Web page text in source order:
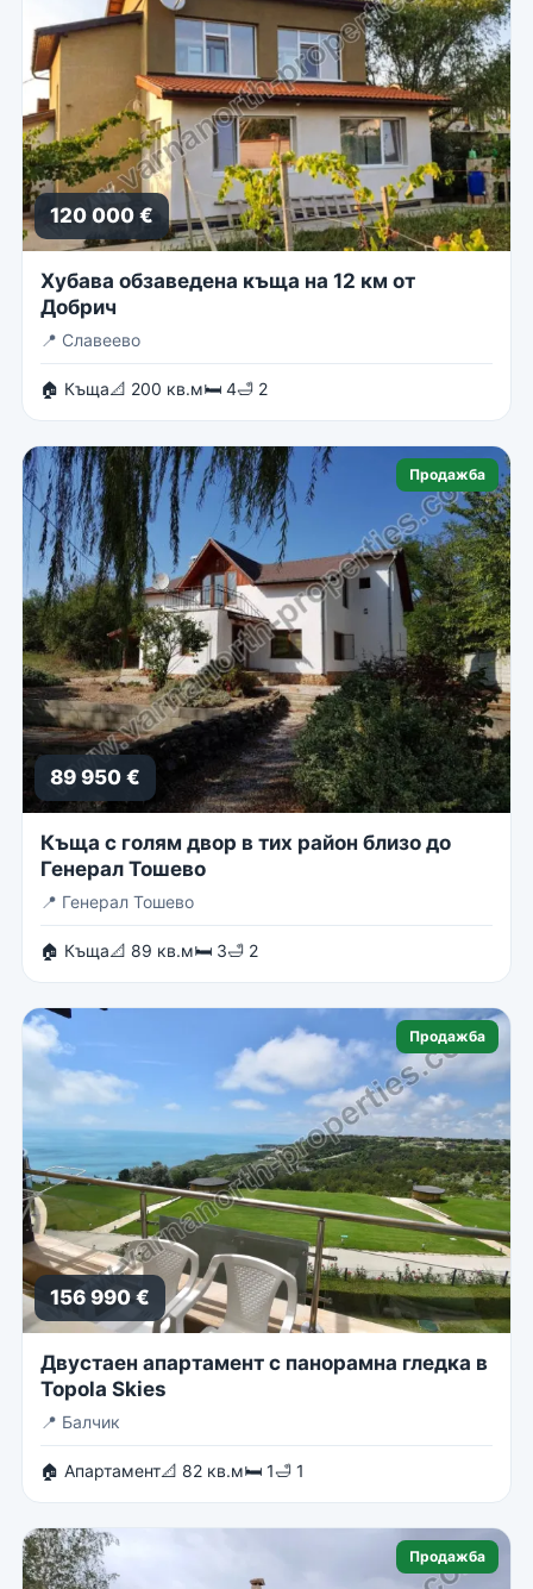
120 000 €
Хубава обзаведена къща на 12 км от
Добрич
📍 Славеево
🏠 Къща📐 200 кв.м🛏 4🛁 2
Продажба
89 950 €
Къща с голям двор в тих район близо до
Генерал Тошево
📍 Генерал Тошево
🏠 Къща📐 89 кв.м🛏 3🛁 2
Продажба
156 990 €
Двустаен апартамент с панорамна гледка в
Topola Skies
📍 Балчик
🏠 Апартамент📐 82 кв.м🛏 1🛁 1
Продажба